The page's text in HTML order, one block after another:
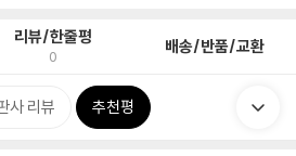
리뷰/한줄평
0 배송/반품/교환
사 리뷰 추천평